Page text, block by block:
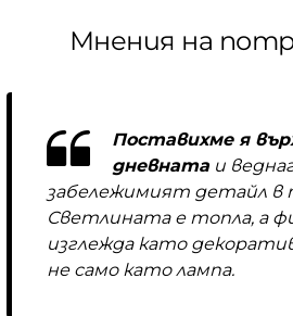
Мнения на
Поставихме я
дневната и
забележимият детайл
Светлината е топла, а
изглежда като
не само като лампа.